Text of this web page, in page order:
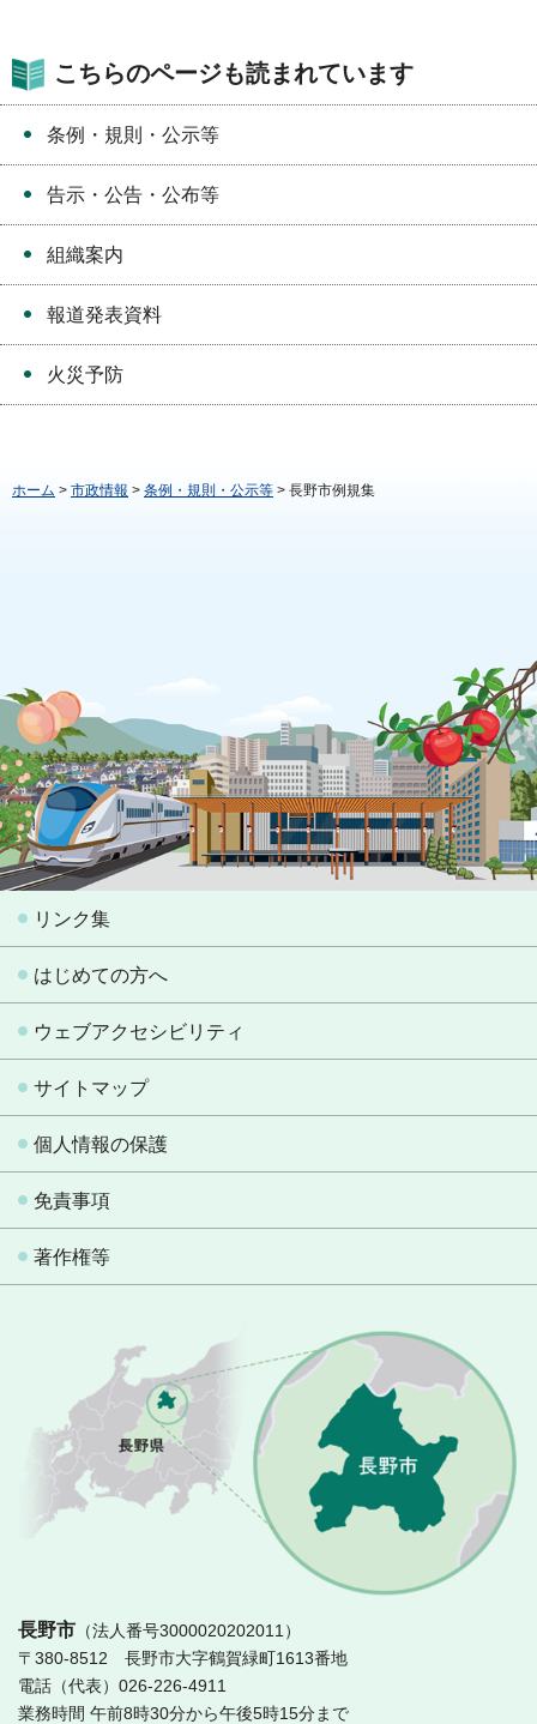
こちらのページも読まれています
条例・規則・公示等
告示・公告・公布等
組織案内
報道発表資料
火災予防
ホーム > 市政情報 > 条例・規則・公示等 > 長野市例規集
リンク集
はじめての方へ
ウェブアクセシビリティ
サイトマップ
個人情報の保護
免責事項
著作権等
長野市 （法人番号3000020202011）
〒380-8512 長野市大字鶴賀緑町1613番地
電話（代表）026-226-4911
業務時間 午前8時30分から午後5時15分まで